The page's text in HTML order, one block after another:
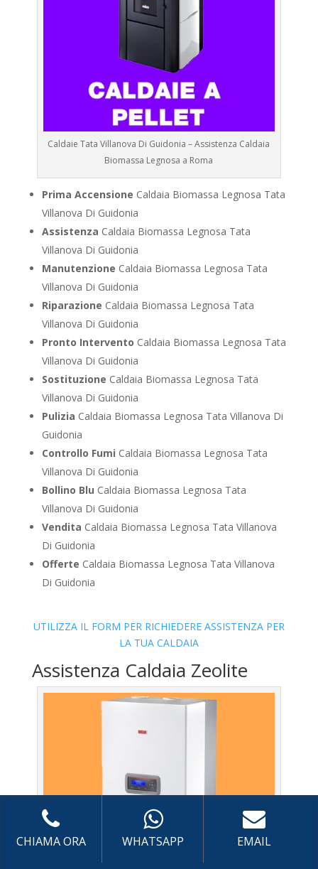
Caldaie Tata Villanova Di Guidonia – Assistenza Caldaia
Biomassa Legnosa a Roma
Prima Accensione Caldaia Biomassa Legnosa Tata
Villanova Di Guidonia
Assistenza Caldaia Biomassa Legnosa Tata
Villanova Di Guidonia
Manutenzione Caldaia Biomassa Legnosa Tata
Villanova Di Guidonia
Riparazione Caldaia Biomassa Legnosa Tata
Villanova Di Guidonia
Pronto Intervento Caldaia Biomassa Legnosa Tata
Villanova Di Guidonia
Sostituzione Caldaia Biomassa Legnosa Tata
Villanova Di Guidonia
Pulizia Caldaia Biomassa Legnosa Tata Villanova Di
Guidonia
Controllo Fumi Caldaia Biomassa Legnosa Tata
Villanova Di Guidonia
Bollino Blu Caldaia Biomassa Legnosa Tata
Villanova Di Guidonia
Vendita Caldaia Biomassa Legnosa Tata Villanova
Di Guidonia
Offerte Caldaia Biomassa Legnosa Tata Villanova
Di Guidonia
UTILIZZA IL FORM PER RICHIEDERE ASSISTENZA PER
LA TUA CALDAIA
Assistenza Caldaia Zeolite
CHIAMA ORA WHATSAPP EMAIL